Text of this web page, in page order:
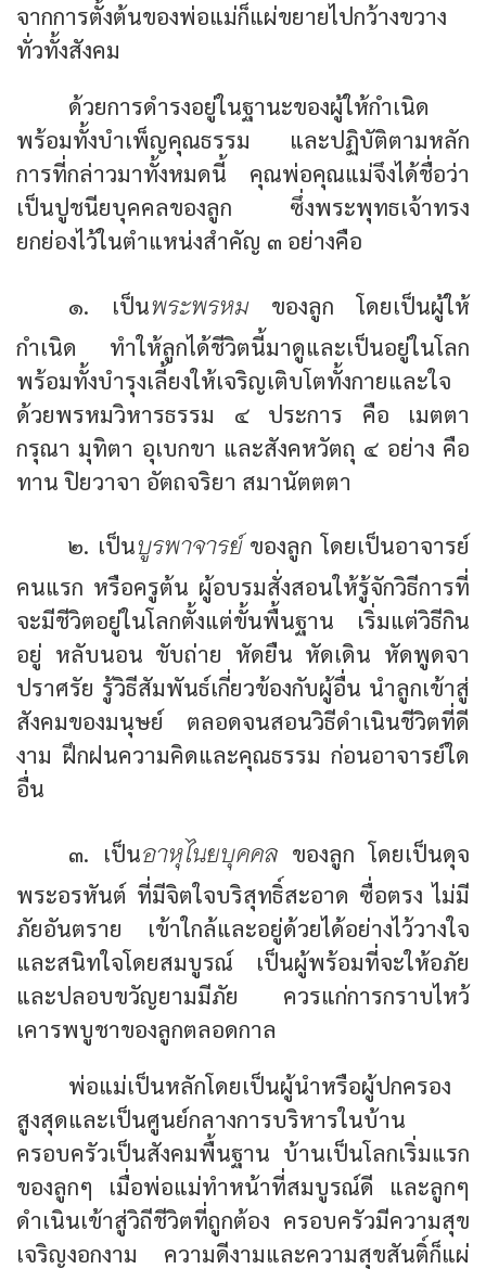
จากการตั้งต้นของพ่อแม่ก็แผ่ขยายไปกว้างขวาง
ทั่วทั้งสังคม
ด้วยการดำรงอยู่ในฐานะของผู้ให้กำเนิด
พร้อมทั้งบำเพ็ญคุณธรรม และปฏิบัติตามหลัก
การที่กล่าวมาทั้งหมดนี้ คุณพ่อคุณแม่จึงได้ชื่อว่า
เป็นปูชนียบุคคลของลูก ซึ่งพระพุทธเจ้าทรง
ยกย่องไว้ในตำแหน่งสำคัญ ๓ อย่างคือ
๑. เป็นพระพรหมของลูก โดยเป็นผู้ให้
กำเนิด ทำให้ลูกได้ชีวิตนี้มาดูและเป็นอยู่ในโลก
พร้อมทั้งบำรุงเลี้ยงให้เจริญเติบโตทั้งกายและใจ
ด้วยพรหมวิหารธรรม ๔ ประการ คือ เมตตา
กรุณา มุทิตา อุเบกขา และสังคหวัตถุ ๔ อย่าง คือ
ทาน ปิยวาจา อัตถจริยา สมานัตตตา
๒. เป็นบูรพาจารย์ของลูก โดยเป็นอาจารย์
คนแรก หรือครูต้น ผู้อบรมสั่งสอนให้รู้จักวิธีการที่
จะมีชีวิตอยู่ในโลกตั้งแต่ขั้นพื้นฐาน เริ่มแต่วิธีกิน
อยู่ หลับนอน ขับถ่าย หัดยืน หัดเดิน หัดพูดจา
ปราศรัย รู้วิธีสัมพันธ์เกี่ยวข้องกับผู้อื่น นำลูกเข้าสู่
สังคมของมนุษย์ ตลอดจนสอนวิธีดำเนินชีวิตที่ดี
งาม ฝึกฝนความคิดและคุณธรรม ก่อนอาจารย์ใด
อื่น
๓. เป็นอาหุไนยบุคคลของลูก โดยเป็นดุจ
พระอรหันต์ ที่มีจิตใจบริสุทธิ์สะอาด ซื่อตรง ไม่มี
ภัยอันตราย เข้าใกล้และอยู่ด้วยได้อย่างไว้วางใจ
และสนิทใจโดยสมบูรณ์ เป็นผู้พร้อมที่จะให้อภัย
และปลอบขวัญยามมีภัย ควรแก่การกราบไหว้
เคารพบูชาของลูกตลอดกาล
พ่อแม่เป็นหลักโดยเป็นผู้นำหรือผู้ปกครอง
สูงสุดและเป็นศูนย์กลางการบริหารในบ้าน
ครอบครัวเป็นสังคมพื้นฐาน บ้านเป็นโลกเริ่มแรก
ของลูกๆ เมื่อพ่อแม่ทำหน้าที่สมบูรณ์ดี และลูกๆ
ดำเนินเข้าสู่วิถีชีวิตที่ถูกต้อง ครอบครัวมีความสุข
เจริญงอกงาม ความดีงามและความสุขสันติ์ก็แผ่